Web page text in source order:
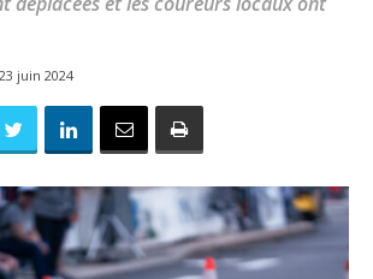
23 juin 2024